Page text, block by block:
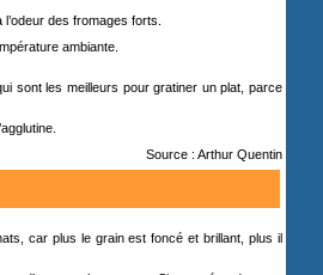
des fromages forts.
ambiante.
sont les meilleurs pour gratiner un plat, parce
Source : Arthur Quentin
car plus le grain est foncé et brillant, plus il